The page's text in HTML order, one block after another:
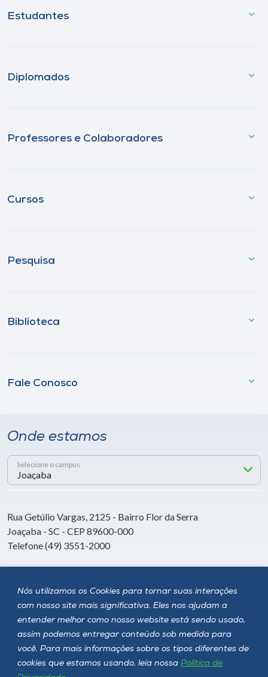
Nós utilizamos os Cookies para tornar suas interações
com nosso site mais significativa. Eles nos ajudam a
entender melhor como nosso website está sendo usado,
assim podemos entregar conteúdo sob medida para
você. Para mais informações sobre os tipos diferentes de
cookies que estamos usando, leia nossa Política de
Estudantes
Diplomados
Professores e Colaboradores
Cursos
Pesquisa
Biblioteca
Fale Conosco
Onde estamos
Selecione o campus
Rua Getúlio Vargas, 2125 - Bairro Flor da Serra
Joaçaba - SC - CEP 89600-000
Telefone (49) 3551-2000
Siga a Unoesc